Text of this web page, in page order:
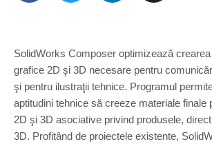
SolidWorks Composer optimizează
grafice 2D şi 3D necesare pentru
şi pentru ilustraţii tehnice. Programul
aptitudini tehnice să creeze materiale finale
2D şi 3D asociative privind produsele,
3D. Profitând de proiectele existente,